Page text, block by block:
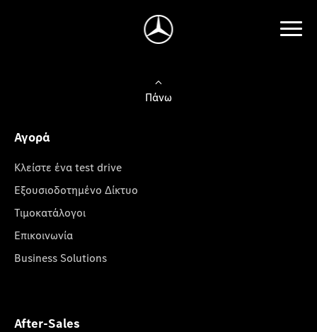
Πάνω
Αγορά
Κλείστε ένα test drive
Εξουσιοδοτημένο Δίκτυο
Τιμοκατάλογοι
Επικοινωνία
Business Solutions
After-Sales